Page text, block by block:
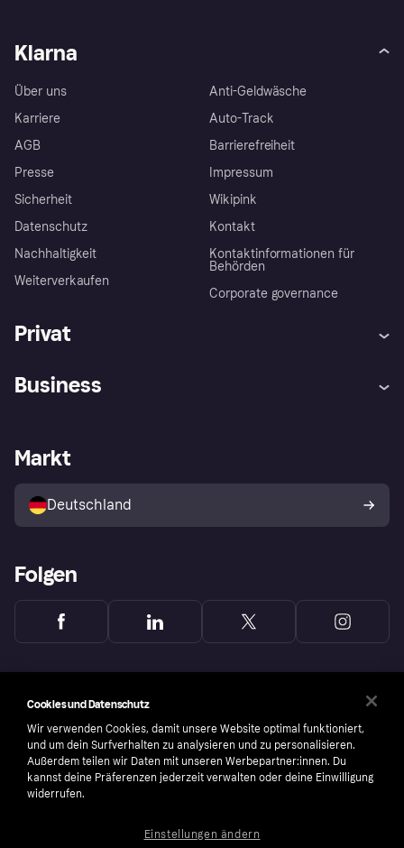
Klarna
Über uns
Karriere
AGB
Presse
Sicherheit
Datenschutz
Nachhaltigkeit
Weiterverkaufen
Anti-Geldwäsche
Auto-Track
Barrierefreiheit
Impressum
Wikipink
Kontakt
Kontaktinformationen für
Behörden
Corporate governance
Privat
Klarna App
Shops entdecken
Käuferschutzrichtlinie
Dein Widerrufsrecht
Business
Händlerportal
Markt
Deutschland
Folgen
Cookies und Datenschutz
Wir verwenden Cookies, damit unsere Website optimal funktioniert,
und um dein Surfverhalten zu analysieren und zu personalisieren.
Außerdem teilen wir Daten mit unseren Werbepartner:innen. Du
kannst deine Präferenzen jederzeit verwalten oder deine Einwilligung
widerrufen.
Einstellungen ändern